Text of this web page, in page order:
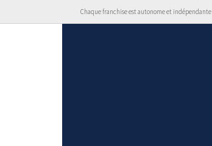
Chaque franchise est autonome et indépendante